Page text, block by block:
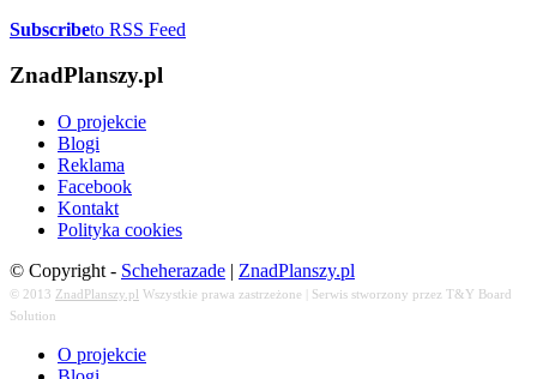
Subscribeto RSS Feed
ZnadPlanszy.pl
O projekcie
Blogi
Reklama
Facebook
Kontakt
Polityka cookies
© Copyright - Scheherazade | ZnadPlanszy.pl
© 2013 ZnadPlanszy.pl Wszystkie prawa zastrzeżone | Serwis stworzony przez T&Y Board
Solution
O projekcie